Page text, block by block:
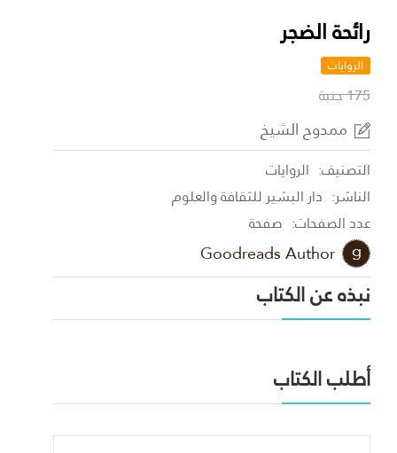
رائحة الضجر
الروايات
175 جنية
ممدوح الشيخ
التصنيف: الروايات
الناشر: دار البشير للثقافة والعلوم
عدد الصفحات: صفحة
Goodreads Author
نبذه عن الكتاب
أطلب الكتاب